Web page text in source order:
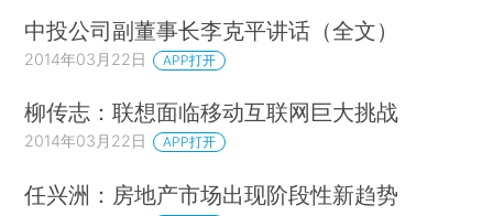
中投公司副董事长李克平讲话（全文）
2014年03月22日 APP打开
柳传志：联想面临移动互联网巨大挑战
2014年03月22日 APP打开
任兴洲：房地产市场出现阶段性新趋势